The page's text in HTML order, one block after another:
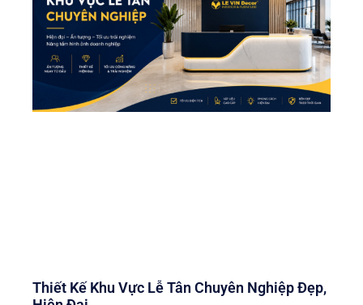
Thiết Kế Khu Vực Lễ Tân Chuyên Nghiệp Đẹp,